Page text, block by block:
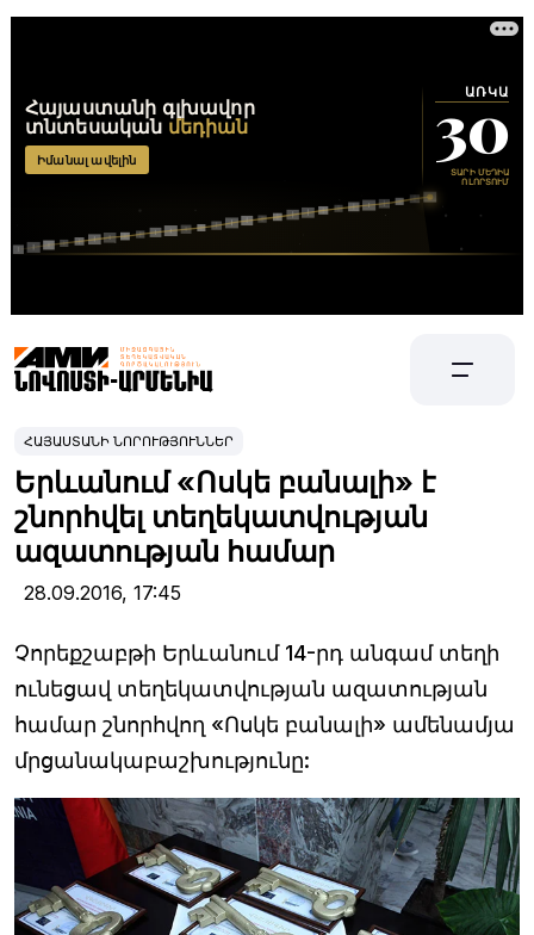
ՀԱՅԱՍՏԱՆԻ ՆՈՐՈՒԹՅՈՒՆՆԵՐ
Երևանում «Ոսկե բանալի» է
շնորհվել տեղեկատվության
ազատության համար
28.09.2016, 17:45
Չորեքշաբթի Երևանում 14-րդ անգամ տեղի
ունեցավ տեղեկատվության ազատության
համար շնորհվող «Ոսկե բանալի» ամենամյա
մրցանակաբաշխությունը: